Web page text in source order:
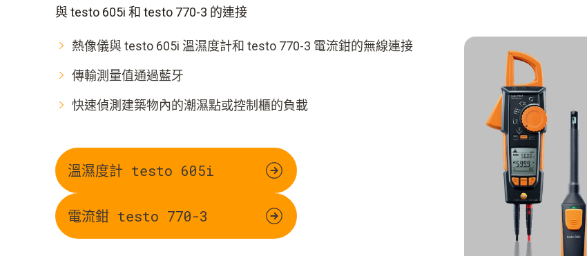
與 testo 605i 和 testo 770-3 的連接
熱像儀與 testo 605i 溫濕度計和 testo 770-3 電流鉗的無線連接
傳輸測量值通過藍牙
快速偵測建築物內的潮濕點或控制櫃的負載
溫濕度計 testo 605i
電流鉗 testo 770-3